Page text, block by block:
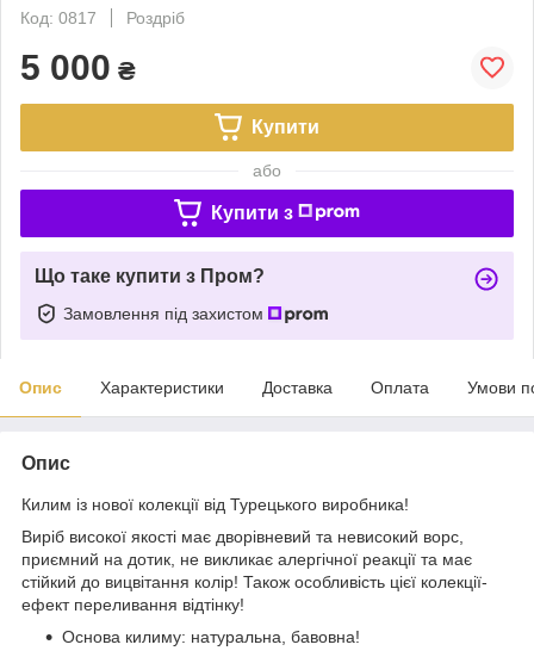
Код: 0817
Роздріб
5 000 ₴
Купити
або
Купити з
Що таке купити з Пром?
Замовлення під захистом
Опис Характеристики Доставка Оплата Умови
Опис
Килим із нової колекції від Турецького виробника!
Виріб високої якості має дворівневий та невисокий ворс,
приємний на дотик, не викликає алергічної реакції та має
стійкий до вицвітання колір! Також особливість цієї колекції-
ефект переливання відтінку!
Основа килиму: натуральна, бавовна!